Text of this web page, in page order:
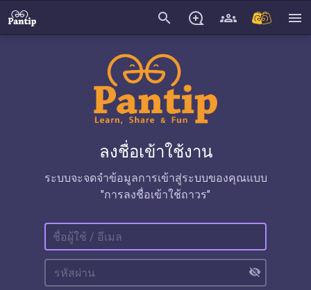
search menu
ลงชื่อเข้าใช้งาน
ระบบจะจดจำข้อมูลการเข้าสู่ระบบของคุณแบบ
"การลงชื่อเข้าใช้ถาวร"
visibility_off